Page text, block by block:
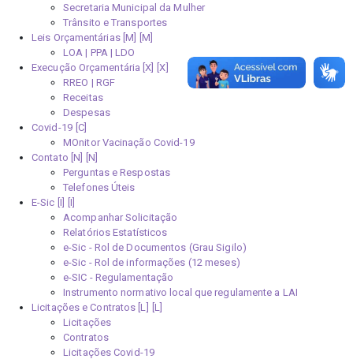
Secretaria Municipal da Mulher
Trânsito e Transportes
Leis Orçamentárias [M]
LOA | PPA | LDO
Execução Orçamentária [X]
RREO | RGF
Receitas
Despesas
Covid-19
MOnitor Vacinação Covid-19
Contato [N]
Perguntas e Respostas
Telefones Úteis
E-Sic [I]
Acompanhar Solicitação
Relatórios Estatísticos
e-Sic - Rol de Documentos (Grau Sigilo)
e-Sic - Rol de informações (12 meses)
e-SIC - Regulamentação
Instrumento normativo local que regulamente a LAI
Licitações e Contratos [L]
Licitações
Contratos
Licitações Covid-19